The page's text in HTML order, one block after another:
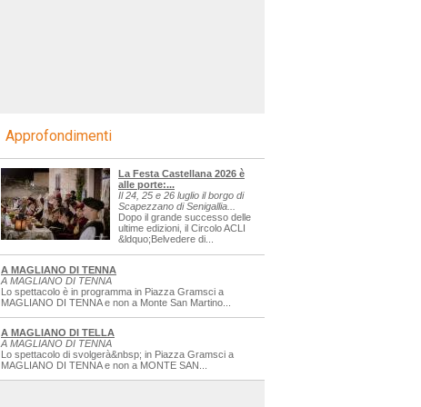
Approfondimenti
La Festa Castellana 2026 è
alle porte:...
Il 24, 25 e 26 luglio il borgo di
Scapezzano di Senigallia...
Dopo il grande successo delle
ultime edizioni, il Circolo ACLI
&ldquo;Belvedere di...
A MAGLIANO DI TENNA
A MAGLIANO DI TENNA
Lo spettacolo è in programma in Piazza Gramsci a
MAGLIANO DI TENNA e non a Monte San Martino...
A MAGLIANO DI TELLA
A MAGLIANO DI TENNA
Lo spettacolo di svolgerà&nbsp; in Piazza Gramsci a
MAGLIANO DI TENNA e non a MONTE SAN...